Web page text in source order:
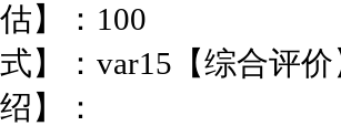
估】：100
方式】：
】：